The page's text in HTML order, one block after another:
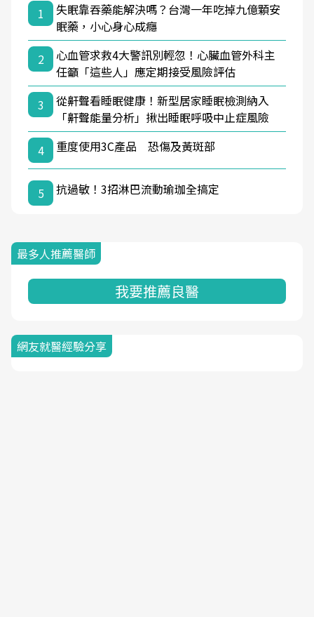
1
失眠靠吞藥能解決嗎？台灣一年吃掉九億顆安
眠藥，小心身心成癮
2
心血管求救4大警訊別輕忽！心臟血管外科主
任籲「這些人」應定期接受風險評估
3
從鼾聲看睡眠健康！新型居家睡眠檢測納入
「鼾聲能量分析」揪出睡眠呼吸中止症風險
4
重度使用3C產品 恐傷及黃斑部
5 抗過敏！3招淋巴流動瑜珈全搞定
最多人推薦醫師
我要推薦良醫
網友就醫經驗分享